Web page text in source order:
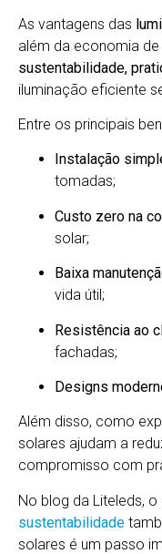
As vantagens das
além da economia de
sustentabilidade,
iluminação eficiente
Entre os principais
Instalação
tomadas;
Custo zero na
solar;
Baixa
vida útil;
Resistência ao
fachadas;
Designs
Além disso, como
solares ajudam a
compromisso com
No blog da Liteleds,
sustentabilidade
solares é um passo